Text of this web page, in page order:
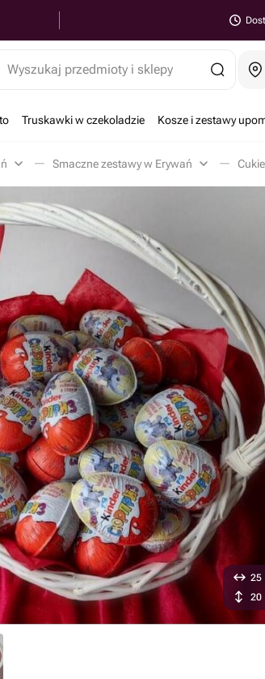
Wyszukaj przedmioty i sklepy
Truskawki w czekoladzie Kosze i zestawy
Smaczne zestawy w Erywań
25
20